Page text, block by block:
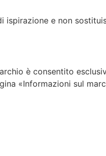
e non
è consentito
«Informazioni sul